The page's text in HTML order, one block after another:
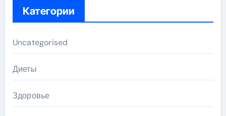
Категории
Uncategorised
Диеты
Здоровье